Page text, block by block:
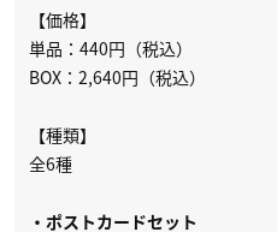
【価格】
単品：440円（税込）
BOX：2,640円（税込）
【種類】
全6種
・ポストカードセット